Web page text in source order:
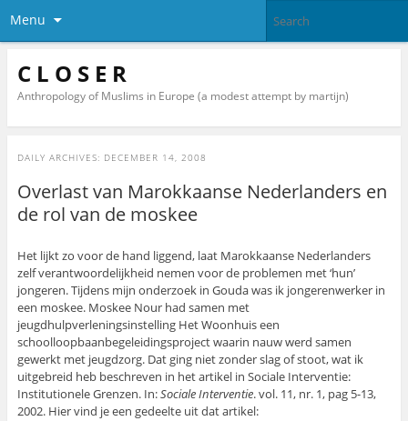
Menu
C L O S E R
Anthropology of Muslims in Europe (a modest attempt by martijn)
DAILY ARCHIVES: DECEMBER 14, 2008
Overlast van Marokkaanse Nederlanders en
de rol van de moskee
Het lijkt zo voor de hand liggend, laat Marokkaanse Nederlanders
zelf verantwoordelijkheid nemen voor de problemen met ‘hun’
jongeren. Tijdens mijn onderzoek in Gouda was ik jongerenwerker in
een moskee. Moskee Nour had samen met
jeugdhulpverleningsinstelling Het Woonhuis een
schoolloopbaanbegeleidingsproject waarin nauw werd samen
gewerkt met jeugdzorg. Dat ging niet zonder slag of stoot, wat ik
uitgebreid heb beschreven in het artikel in Sociale Interventie:
Institutionele Grenzen. In:Sociale Interventie. vol. 11, nr. 1, pag 5-13,
2002. Hier vind je een gedeelte uit dat artikel: